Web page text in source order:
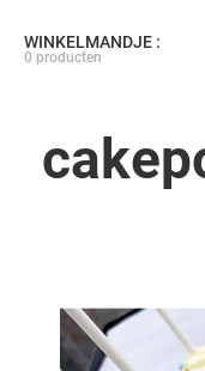
IJSSALON
WINKELMANDJE :
0 producten